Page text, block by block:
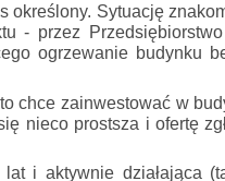
określony. Sytuację
- przez
ogrzewanie budynku
chce zainwestować w
nieco prostsza i ofertę
i aktywnie działająca